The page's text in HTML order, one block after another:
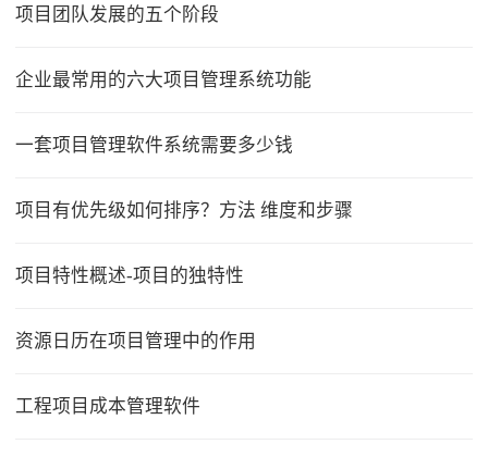
项目团队发展的五个阶段
企业最常用的六大项目管理系统功能
一套项目管理软件系统需要多少钱
项目有优先级如何排序？方法 维度和步骤
项目特性概述-项目的独特性
资源日历在项目管理中的作用
工程项目成本管理软件